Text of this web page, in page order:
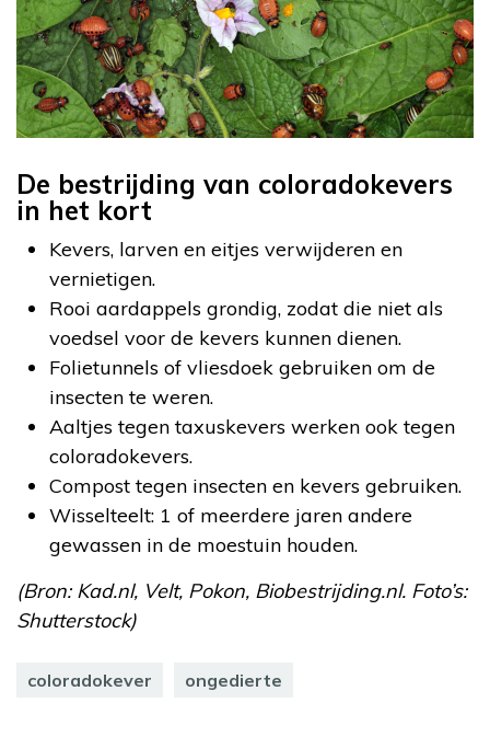
De bestrijding van coloradokevers
in het kort
Kevers, larven en eitjes verwijderen en
vernietigen.
Rooi aardappels grondig, zodat die niet als
voedsel voor de kevers kunnen dienen.
Folietunnels of vliesdoek gebruiken om de
insecten te weren.
Aaltjes tegen taxuskevers werken ook tegen
coloradokevers.
Compost tegen insecten en kevers gebruiken.
Wisselteelt: 1 of meerdere jaren andere
gewassen in de moestuin houden.
(Bron: Kad.nl, Velt, Pokon, Biobestrijding.nl. Foto’s:
Shutterstock)
coloradokever ongedierte